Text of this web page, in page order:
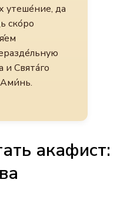
утеше́ние, да
ско́ро
Свята́го
акафист: